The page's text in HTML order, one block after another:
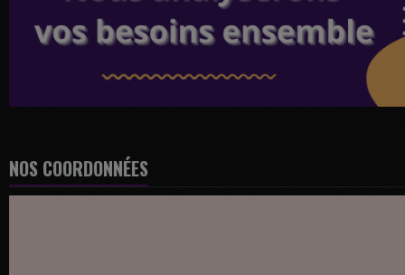
NOS COORDONNÉES